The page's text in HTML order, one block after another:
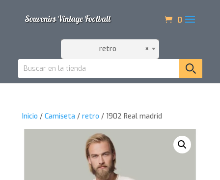
0
×
retro
Inicio / Camiseta / retro / 1902 Real madrid